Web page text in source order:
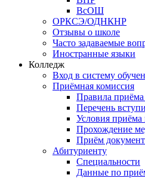
ВсОШ
ОРКСЭ/ОДНКНР
Отзывы о школе
Часто задаваемые
Иностранные языки
Колледж
Вход в систему
Приёмная комиссия
Правила приёма
Перечень
Условия приёма
Прохождение
Приём
Абитуриенту
Специальности
Данные по